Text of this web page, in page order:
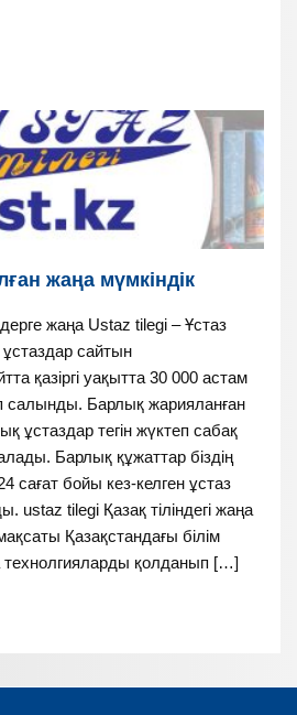
жаңа мүмкіндік
жаңа Ustaz tilegi – Ұстаз
ұстаздар сайтын
қазіргі уақытта 30 000 астам
салынды. Барлық жарияланған
ұстаздар тегін жүктеп сабақ
Барлық құжаттар біздің
сағат бойы кез-келген ұстаз
ustaz tilegi Қазақ тіліндегі жаңа
Қазақстандағы білім
технолгияларды қолданып […]